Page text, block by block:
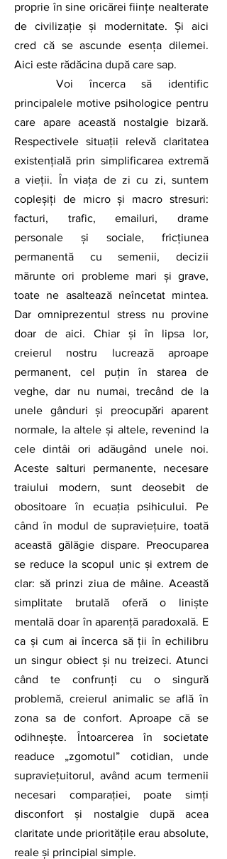
proprie în sine oricărei fiinţe nealterate
de civilizaţie şi modernitate. Şi aici
cred că se ascunde esenţa dilemei.
Aici este rădăcina după care sap.
principalele motive psihologice pentru
care apare această nostalgie bizară.
Respectivele situaţii relevă claritatea
existențială prin simplificarea extremă
a vieții. În viața de zi cu zi, suntem
copleșiți de micro și macro stresuri:
facturi, trafic, emailuri, drame
personale și sociale, fricțiunea
permanentă cu semenii, decizii
mărunte ori probleme mari şi grave,
toate ne asaltează neîncetat mintea.
Dar omniprezentul stress nu provine
doar de aici. Chiar şi în lipsa lor,
creierul nostru lucrează aproape
permanent, cel puţin în starea de
veghe, dar nu numai, trecând de la
unele gânduri şi preocupări aparent
normale, la altele și altele, revenind la
cele dintâi ori adăugând unele noi.
Aceste salturi permanente, necesare
traiului modern, sunt deosebit de
obositoare în ecuaţia psihicului. Pe
când în modul de supraviețuire, toată
această gălăgie dispare. Preocuparea
se reduce la scopul unic și extrem de
clar: să prinzi ziua de mâine. Această
simplitate brutală oferă o liniște
mentală doar în aparenţă paradoxală. E
ca şi cum ai încerca să ţii în echilibru
un singur obiect şi nu treizeci. Atunci
când te confrunţi cu o singură
problemă, creierul animalic se află în
zona sa de confort. Aproape că se
odihneşte. Întoarcerea în societate
readuce „zgomotul” cotidian, unde
supraviețuitorul, având acum termenii
necesari comparaţiei, poate simți
disconfort și nostalgie după acea
claritate unde prioritățile erau absolute,
reale și principial simple.